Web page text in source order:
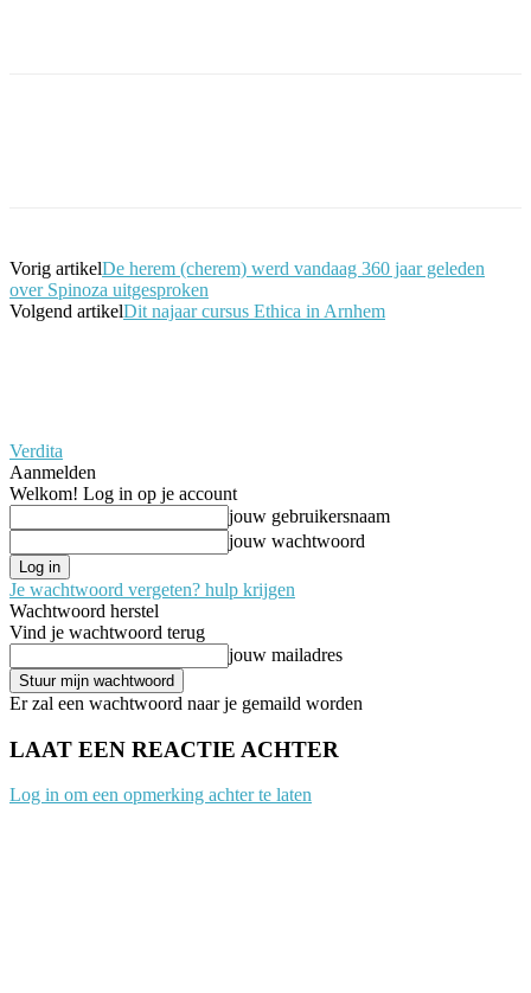
Vorig artikelDe herem (cherem) werd vandaag 360 jaar geleden
over Spinoza uitgesproken
Volgend artikelDit najaar cursus Ethica in Arnhem
Verdita
Aanmelden
Welkom! Log in op je account
jouw gebruikersnaam
jouw wachtwoord
Je wachtwoord vergeten? hulp krijgen
Wachtwoord herstel
Vind je wachtwoord terug
jouw mailadres
Er zal een wachtwoord naar je gemaild worden
LAAT EEN REACTIE ACHTER
Log in om een opmerking achter te laten